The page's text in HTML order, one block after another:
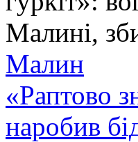
Малин
«Раптово
наробив